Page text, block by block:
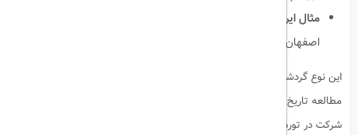
مثال ایرانی
اصفهان.
این نوع گردشگری برای افرادی که علاقه‌مند به معماری، هنر باستانی و
مطالعه تاریخ هستند بسیار مناسب است. علاوه بر بازدید از آثار تاریخی،
شرکت در تورهای راهنمای محلی و شنیدن داستان‌های واقعی از تاریخچه